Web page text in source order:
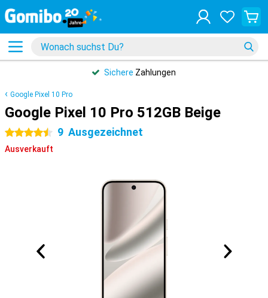
Sichere Zahlungen
Google Pixel 10 Pro
Google Pixel 10 Pro 512GB Beige
4.5 Sterne 9 Ausgezeichnet
Ausverkauft